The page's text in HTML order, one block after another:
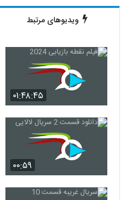
ویدیوهای مرتبط
۰۱:۴۸:۴۵
۰۰:۵۹